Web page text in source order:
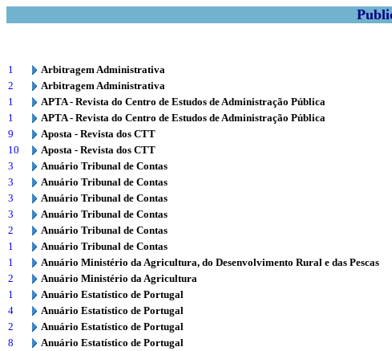
1
Arbitragem Administrativa
2
Arbitragem Administrativa
1
APTA - Revista do Centro de Estudos de Administração Pública
1
APTA - Revista do Centro de Estudos de Administração Pública
9
Aposta - Revista dos CTT
10
Aposta - Revista dos CTT
3
Anuário Tribunal de Contas
3
Anuário Tribunal de Contas
3
Anuário Tribunal de Contas
3
Anuário Tribunal de Contas
2
Anuário Tribunal de Contas
1
Anuário Tribunal de Contas
1
Anuário Ministério da Agricultura, do Desenvolvimento Rural e das Pescas
2
Anuário Ministério da Agricultura
1
Anuário Estatístico de Portugal
4
Anuário Estatístico de Portugal
2
Anuário Estatístico de Portugal
8
Anuário Estatístico de Portugal